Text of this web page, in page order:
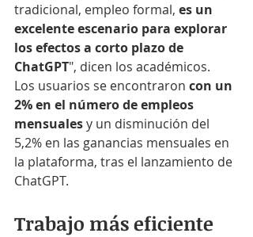
tradicional, empleo formal, es un
excelente escenario para explorar
los efectos a corto plazo de
ChatGPT", dicen los académicos.
Los usuarios se encontraron con un
2% en el número de empleos
mensuales y un disminución del
5,2% en las ganancias mensuales en
la plataforma, tras el lanzamiento de
ChatGPT.
Trabajo más eficiente